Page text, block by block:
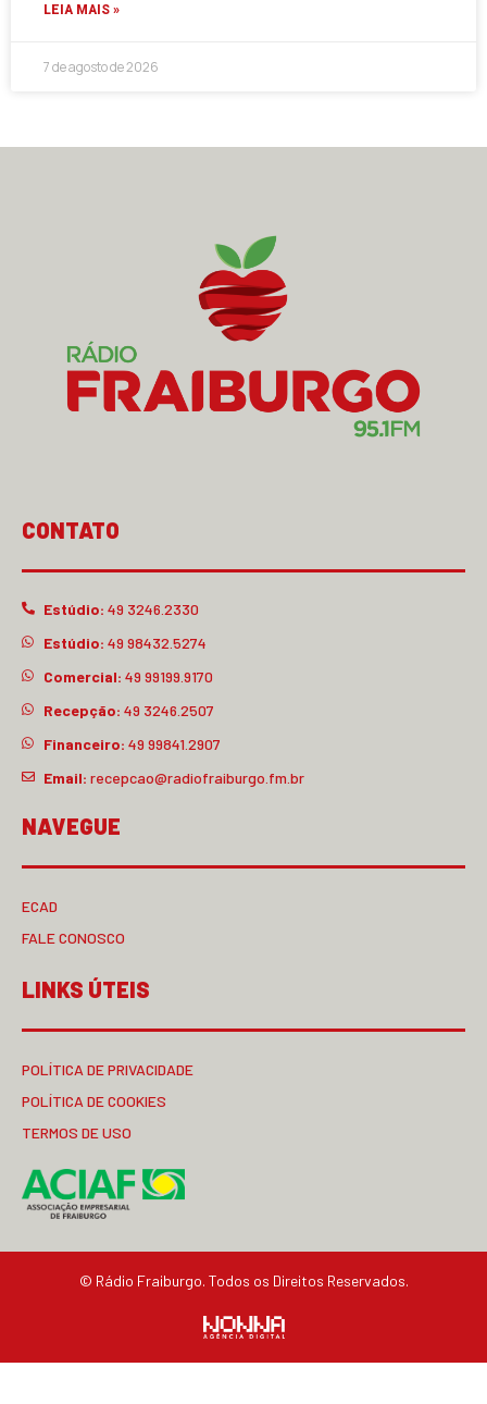
LEIA MAIS »
7 de agosto de 2026
CONTATO
Estúdio: 49 3246.2330
Estúdio: 49 98432.5274
Comercial: 49 99199.9170
Recepção: 49 3246.2507
Financeiro: 49 99841.2907
Email: recepcao@radiofraiburgo.fm.br
NAVEGUE
ECAD
FALE CONOSCO
LINKS ÚTEIS
POLÍTICA DE PRIVACIDADE
POLÍTICA DE COOKIES
TERMOS DE USO
© Rádio Fraiburgo. Todos os Direitos Reservados.